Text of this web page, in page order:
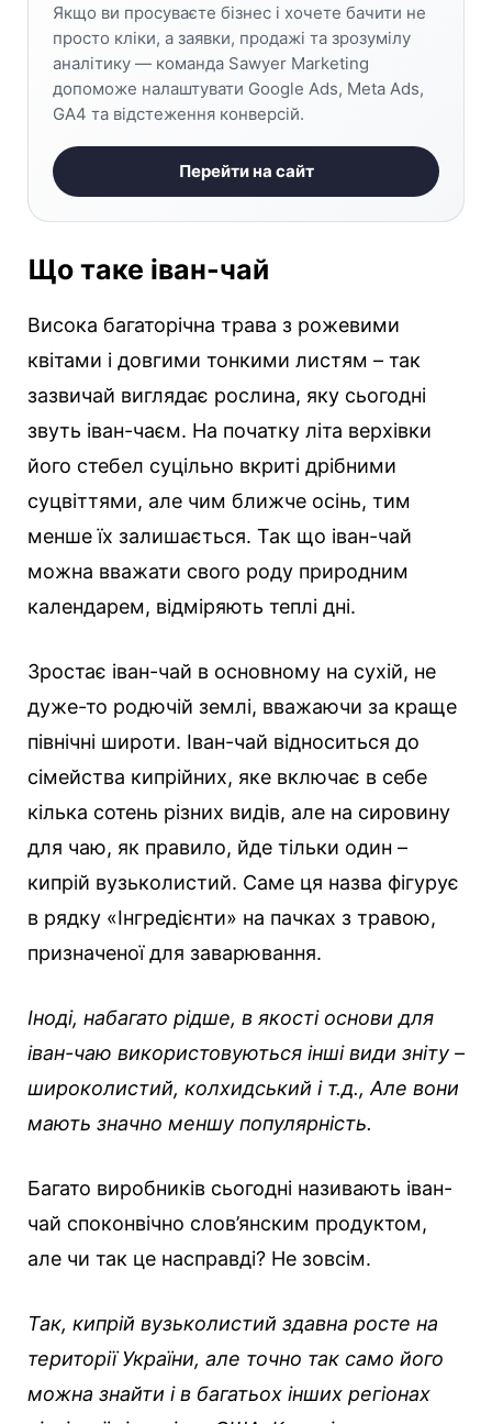
Якщо ви просуваєте бізнес і хочете бачити не
просто кліки, а заявки, продажі та зрозумілу
аналітику — команда Sawyer Marketing
допоможе налаштувати Google Ads, Meta Ads,
GA4 та відстеження конверсій.
Перейти на сайт
Що таке іван-чай
Висока багаторічна трава з рожевими
квітами і довгими тонкими листям – так
зазвичай виглядає рослина, яку сьогодні
звуть іван-чаєм. На початку літа верхівки
його стебел суцільно вкриті дрібними
суцвіттями, але чим ближче осінь, тим
менше їх залишається. Так що іван-чай
можна вважати свого роду природним
календарем, відміряють теплі дні.
Зростає іван-чай в основному на сухій, не
дуже-то родючій землі, вважаючи за краще
північні широти. Іван-чай відноситься до
сімейства кипрійних, яке включає в себе
кілька сотень різних видів, але на сировину
для чаю, як правило, йде тільки один –
кипрій вузьколистий. Саме ця назва фігурує
в рядку «Інгредієнти» на пачках з травою,
призначеної для заварювання.
Іноді, набагато рідше, в якості основи для
іван-чаю використовуються інші види зніту –
широколистий, колхидський і т.д., Але вони
мають значно меншу популярність.
Багато виробників сьогодні називають іван-
чай споконвічно слов’янским продуктом,
але чи так це насправді? Не зовсім.
Так, кипрій вузьколистий здавна росте на
території України, але точно так само його
можна знайти і в багатьох інших регіонах